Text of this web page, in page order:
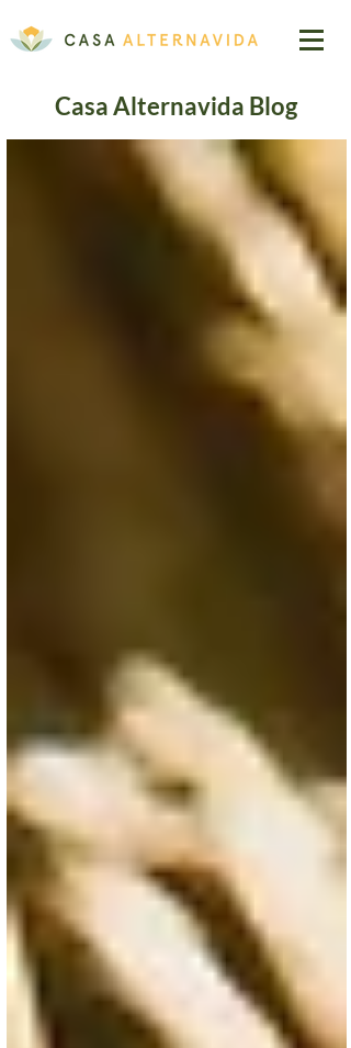
Casa Alternavida Blog